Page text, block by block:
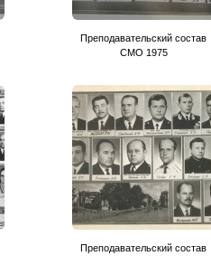
Преподавательский состав
СМО 1975
Преподавательский состав